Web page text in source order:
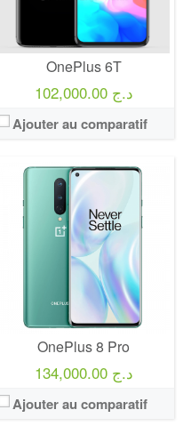
OnePlus 6T
102,000.00 د.ج
Ajouter au comparatif
OnePlus 8 Pro
134,000.00 د.ج
Ajouter au comparatif